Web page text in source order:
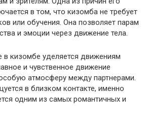
в том, что кизомба не требует
или обучения. Она позволяет парам
и эмоции через движение тела.
в кизомбе уделяется движениям
и чувственное движение
атмосферу между партнерами.
в близком контакте, именно
одним из самых романтичных и